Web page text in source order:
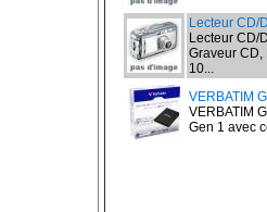
Lecteur CD/
Lecteur CD/
Graveur CD,
10...
VERBATIM
VERBATIM
Gen 1 avec